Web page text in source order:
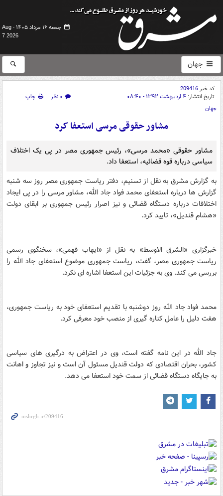
جمعه ۱۶ مرداد ۱۴۰۵ -
Aug
7 2026
جهان
کد خبر209416
تاریخ انتشار: ۴ اردیبهشت ۱۳۹۲ - ۰۸:۴۰ ۰ نظر
چاپ
جهان
مشاور حقوقی مرسی استعفا کرد
مشاور حقوقی «محمد مرسی»، رئیس جمهوری مصر در پی یک اختلاف
سیاسی درباره قوه قضائیه، استعفا داد.
به گزارش مشرق به نقل از تسنیم، دفتر ریاست جمهوری مصر روز سه شنبه
گزارش ها درباره استعفای محمد فواد جاد الله، مشاور مرسی را در پی ایجاد
اختلافات درباره دستگاه قضائی و نیز اصرار رئیس جمهوری بر ابقای دولت
«هشام قندیل»، تایید کرد.
خبرگزاری «الشرق الاوسط» به نقل از «ایهاب فهمی»، سخنگوی رسمی
ریاست جمهوری مصر، گفت، ریاست جمهوری موضوع استعفای جاد الله را
بررسی می کند. وی به جزئیات این استعفا اشاره ای نکرد.
محمد فواد جاد الله روز دوشنبه با تقدیم استعفای خود به ریاست جمهوری،
هفت دلیل را عامل کناره گیری از منصب خود معرفی کرد.
جاد الله در این نامه گفته است، وی در اعتراض به درگیری های سیاسی
کشور، بحران اقتصادی که دولت قندیل مسئول آن است و نیز تجاوز و اهانت
به جایگاه دستگاه قضائی از سمت خود استعفا می دهد.